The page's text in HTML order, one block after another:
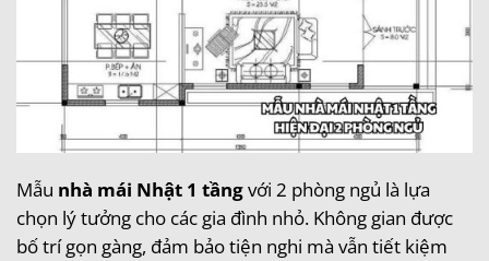
Mẫu nhà mái Nhật 1 tầngvới 2 phòng ngủ là lựa
chọn lý tưởng cho các gia đình nhỏ. Không gian được
bố trí gọn gàng, đảm bảo tiện nghi mà vẫn tiết kiệm